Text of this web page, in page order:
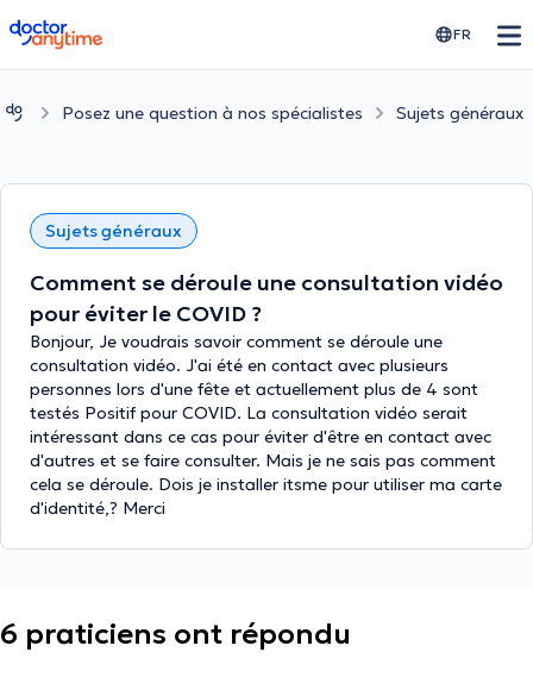
doctoranytime FR
Posez une question à nos spécialistes Sujets généraux
Sujets généraux
Comment se déroule une consultation vidéo
pour éviter le COVID ?
Bonjour, Je voudrais savoir comment se déroule une
consultation vidéo. J'ai été en contact avec plusieurs
personnes lors d'une fête et actuellement plus de 4 sont
testés Positif pour COVID. La consultation vidéo serait
intéressant dans ce cas pour éviter d'être en contact avec
d'autres et se faire consulter. Mais je ne sais pas comment
cela se déroule. Dois je installer itsme pour utiliser ma carte
d'identité,? Merci
6 praticiens ont répondu